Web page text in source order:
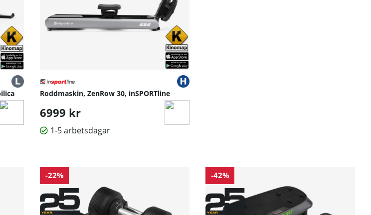
Roddmaskin, ZenRow 30, inSPORTline
6999 kr
1-5 arbetsdagar
-22% -42%